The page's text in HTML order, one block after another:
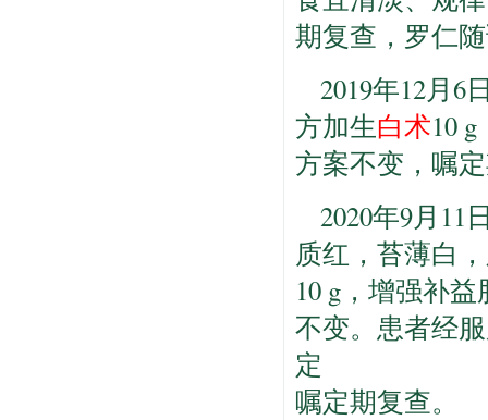
期复查，罗仁
2019年12月6
方加生白术10
方案不变，嘱
2020年9月11
质红，苔薄白
10 g，增强补
不变。患者经
定
嘱定期复查。